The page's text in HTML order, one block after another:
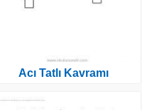
Acı Tatlı Kavramı